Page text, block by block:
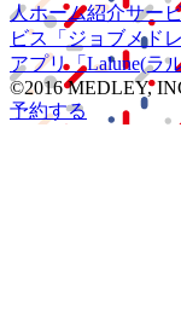
人ホーム紹介サー
ビス
「ジョブメド
アプリ「Lalune(ラ
©2016 MEDLEY,
予約する